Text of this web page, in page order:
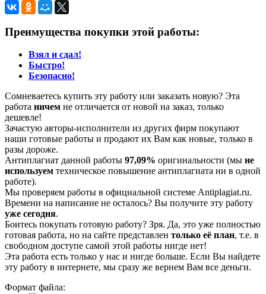
Преимущества покупки этой работы:
Взял и сдал!
Быстро!
Безопасно!
Сомневаетесь купить эту работу или заказать новую? Эта
работа ничем не отличается от новой на заказ, только
дешевле!
Зачастую авторы-исполнители из других фирм покупают
наши готовые работы и продают их Вам как новые, только в
разы дороже.
Антиплагиат данной работы 97,09% оригинальности (мы не
используем техническое повышение антиплагиата ни в одной
работе).
Мы проверяем работы в официальной системе Аntiplagiat.ru.
Времени на написание не осталось? Вы получите эту работу
уже сегодня.
Боитесь покупать готовую работу? Зря. Да, это уже полностью
готовая работа, но на сайте представлен только её план, т.е. в
свободном доступе самой этой работы нигде нет!
Эта работа есть только у нас и нигде больше. Если Вы найдете
эту работу в интернете, мы сразу же вернем Вам все деньги.
Формат файла: